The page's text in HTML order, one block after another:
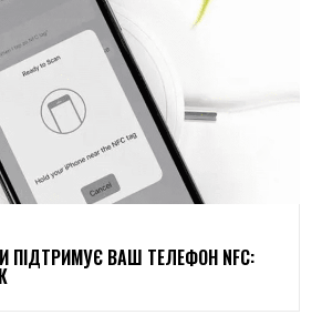
ПІДТРИМУЄ ВАШ ТЕЛЕФОН NFC: